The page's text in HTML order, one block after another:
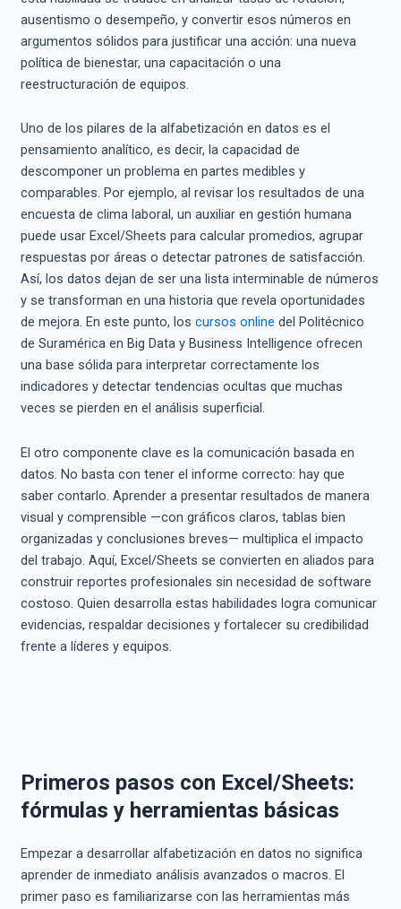
ausentismo o desempeño, y convertir esos números en
argumentos sólidos para justificar una acción: una nueva
política de bienestar, una capacitación o una
reestructuración de equipos.
Uno de los pilares de la alfabetización en datos es el
pensamiento analítico, es decir, la capacidad de
descomponer un problema en partes medibles y
comparables. Por ejemplo, al revisar los resultados de una
encuesta de clima laboral, un auxiliar en gestión humana
puede usar Excel/Sheets para calcular promedios, agrupar
respuestas por áreas o detectar patrones de satisfacción.
Así, los datos dejan de ser una lista interminable de números
y se transforman en una historia que revela oportunidades
de mejora. En este punto, los cursos online del Politécnico
de Suramérica en Big Data y Business Intelligence ofrecen
una base sólida para interpretar correctamente los
indicadores y detectar tendencias ocultas que muchas
veces se pierden en el análisis superficial.
El otro componente clave es la comunicación basada en
datos. No basta con tener el informe correcto: hay que
saber contarlo. Aprender a presentar resultados de manera
visual y comprensible —con gráficos claros, tablas bien
organizadas y conclusiones breves— multiplica el impacto
del trabajo. Aquí, Excel/Sheets se convierten en aliados para
construir reportes profesionales sin necesidad de software
costoso. Quien desarrolla estas habilidades logra comunicar
evidencias, respaldar decisiones y fortalecer su credibilidad
frente a líderes y equipos.
Primeros pasos con Excel/Sheets:
fórmulas y herramientas básicas
Empezar a desarrollar alfabetización en datos no significa
aprender de inmediato análisis avanzados o macros. El
primer paso es familiarizarse con las herramientas más